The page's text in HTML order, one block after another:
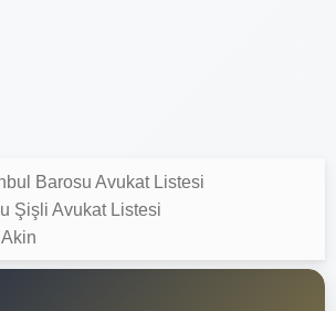
Barosu Avukat Listesi
Şişli Avukat Listesi